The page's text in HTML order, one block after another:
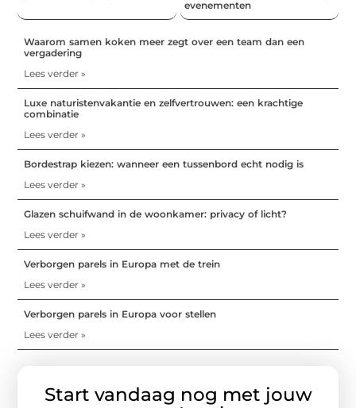
evenementen
Waarom samen koken meer zegt over een team dan een
vergadering
Lees verder »
Luxe naturistenvakantie en zelfvertrouwen: een krachtige
combinatie
Lees verder »
Bordestrap kiezen: wanneer een tussenbord echt nodig is
Lees verder »
Glazen schuifwand in de woonkamer: privacy of licht?
Lees verder »
Verborgen parels in Europa met de trein
Lees verder »
Verborgen parels in Europa voor stellen
Lees verder »
Start vandaag nog met jouw